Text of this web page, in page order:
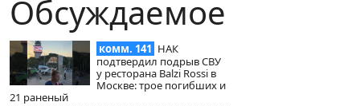
Обсуждаемое
комм. 141 НАК
подтвердил подрыв СВУ
у ресторана Balzi Rossi в
Москве: трое погибших и
21 раненый